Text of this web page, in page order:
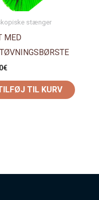
stænger
MED
€
TIL KURV